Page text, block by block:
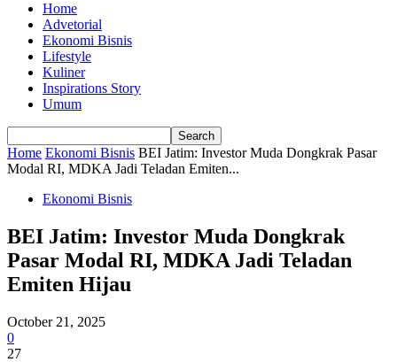
Home
Advetorial
Ekonomi Bisnis
Lifestyle
Kuliner
Inspirations Story
Umum
Home Ekonomi Bisnis BEI Jatim: Investor Muda Dongkrak Pasar
Modal RI, MDKA Jadi Teladan Emiten...
Ekonomi Bisnis
BEI Jatim: Investor Muda Dongkrak
Pasar Modal RI, MDKA Jadi Teladan
Emiten Hijau
October 21, 2025
0
27